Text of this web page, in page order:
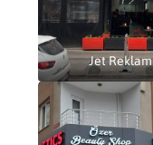
Jet Reklam